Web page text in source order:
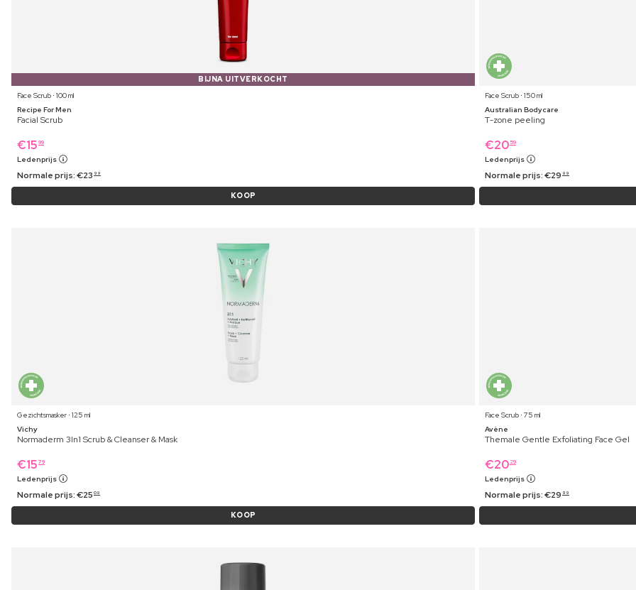
BIJNA UITVERKOCHT
Face Scrub ⋅ 100 ml
Recipe For Men
Facial Scrub
€15 99
Ledenprijs
Normale prijs:€23 99
KOOP
Face Scrub ⋅ 150 ml
Australian Bodycare
T-zone peeling
€20 59
Ledenprijs
Normale prijs:€29 99
Gezichtsmasker ⋅ 125 ml
Vichy
Normaderm 3In1 Scrub & Cleanser & Mask
€15 79
Ledenprijs
Normale prijs:€25 09
KOOP
Face Scrub ⋅ 75 ml
Avène
Themale Gentle Exfoliating Face Gel
€20 29
Ledenprijs
Normale prijs:€29 99